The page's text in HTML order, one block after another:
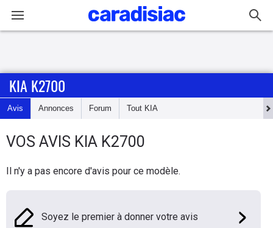
Accueil
Actu
Essais
Guide
Electriques
KIA K2700
Avis Annonces Forum Tout KIA
VOS AVIS KIA K2700
Il n'y a pas encore d'avis pour ce modèle.
Soyez le premier à donner votre avis